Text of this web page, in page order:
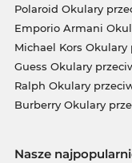
Polaroid Okulary
Emporio Armani
Michael Kors Okulary
Guess Okulary
Ralph Okulary
Burberry Okulary
Nasze